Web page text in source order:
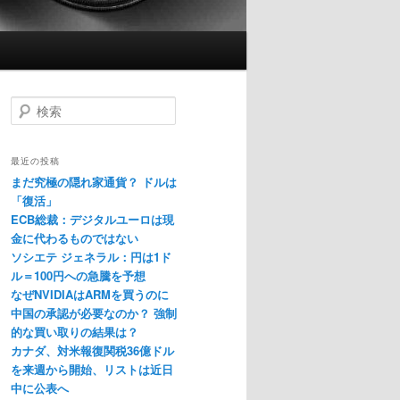
検
索
最近の投稿
まだ究極の隠れ家通貨？ ドルは
「復活」
ECB総裁：デジタルユーロは現
金に代わるものではない
ソシエテ ジェネラル：円は1ド
ル＝100円への急騰を予想
なぜNVIDIAはARMを買うのに
中国の承認が必要なのか？ 強制
的な買い取りの結果は？
カナダ、対米報復関税36億ドル
を来週から開始、リストは近日
中に公表へ